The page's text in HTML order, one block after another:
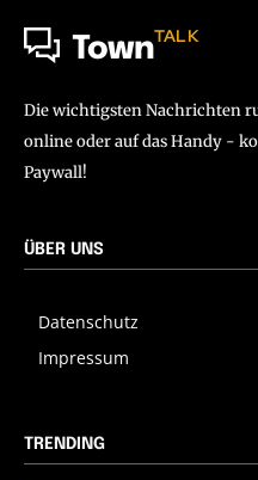
TownTALK
Die wichtigsten Nachrichten
online oder auf das Handy -
Paywall!
ÜBER UNS
Datenschutz
Impressum
TRENDING